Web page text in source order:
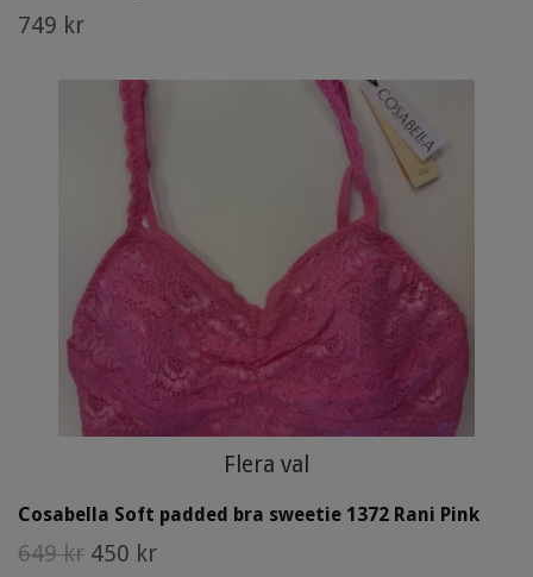
749 kr
Flera val
Cosabella Soft padded bra sweetie 1372 Rani Pink
649 kr 450 kr